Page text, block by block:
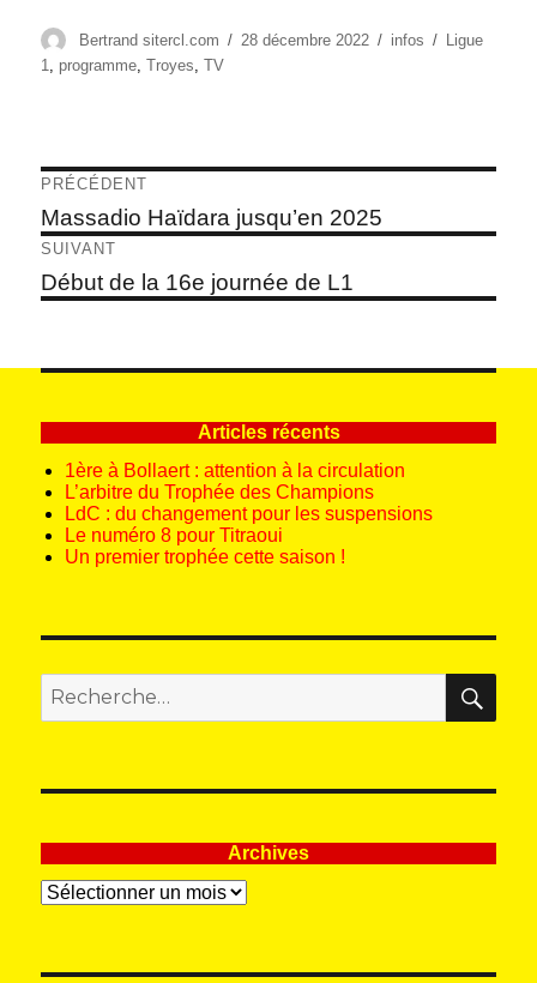
Auteur
Bertrand sitercl.com
Publié
28 décembre 2022 Catégories
infos Étiquettes
Ligue
1, programme,Troyes,TV
Navigation
de
l’article
PRÉCÉDENT
Article
précédent :
Massadio Haïdara jusqu’en 2025
SUIVANT
Article
suivant :
Début de la 16e journée de L1
Articles récents
1ère à Bollaert : attention à la circulation
L’arbitre du Trophée des Champions
LdC : du changement pour les suspensions
Le numéro 8 pour Titraoui
Un premier trophée cette saison !
pour
:
Archives
Archives